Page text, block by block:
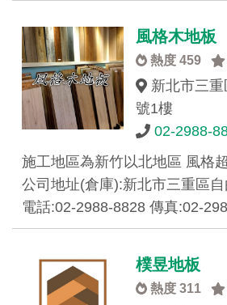
風格木地板
熱度 459
新北市三重
號1樓
02-2988-
施工地區為新竹以北地區 風格
公司地址(倉庫):新北市三重區
電話:02-2988-8828 傳真:02-
樸昱地板
熱度 311